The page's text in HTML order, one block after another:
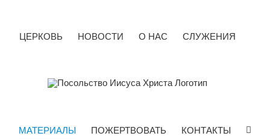
ЦЕРКОВЬ НОВОСТИ О НАС СЛУЖЕНИЯ
МАТЕРИАЛЫ ПОЖЕРТВОВАТЬ КОНТАКТЫ